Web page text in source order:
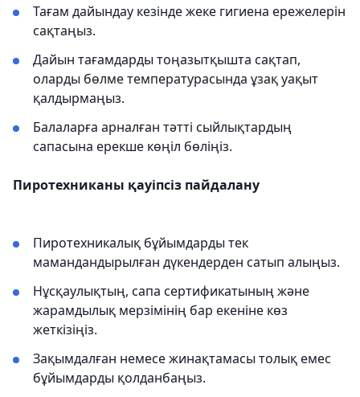
Тағам дайындау кезінде жеке гигиена ережелерін
сақтаңыз.
Дайын тағамдарды тоңазытқышта сақтап,
оларды бөлме температурасында ұзақ уақыт
қалдырмаңыз.
Балаларға арналған тәтті сыйлықтардың
сапасына ерекше көңіл бөліңіз.
Пиротехниканы қауіпсіз пайдалану
Пиротехникалық бұйымдарды тек
мамандандырылған дүкендерден сатып алыңыз.
Нұсқаулықтың, сапа сертификатының және
жарамдылық мерзімінің бар екеніне көз
жеткізіңіз.
Зақымдалған немесе жинақтамасы толық емес
бұйымдарды қолданбаңыз.